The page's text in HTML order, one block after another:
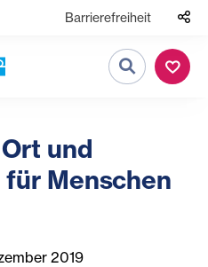
Barrierefreiheit
Suche
und
für Menschen
2019